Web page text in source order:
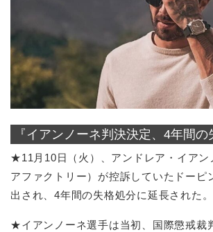
『イアンノーネ判決決定、4年間の
★11月10日（火）、アンドレア・イアン
アファクトリー）が控訴していたドーピ
出され、4年間の失格処分に延長された。
★イアンノーネ選手は当初、国際懲戒裁